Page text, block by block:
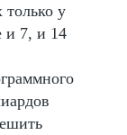
только у
и 7, и 14